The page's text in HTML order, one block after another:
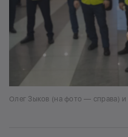
Олег Зыков (на фото — справа)